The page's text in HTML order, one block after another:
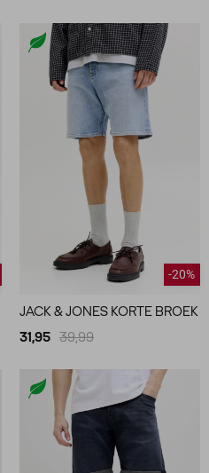
-20%
JACK & JONES KORTE BROEK
31,95 39,99